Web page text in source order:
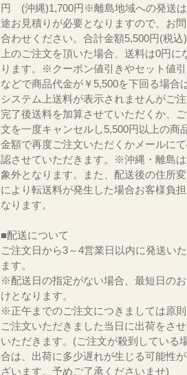
円 (沖縄)1,700円※離島地域への発送は
途お見積りが必要となりますので、お
合わせください。合計金額5,500円(税込
上のご注文を頂いた場合、送料は0円に
ります。※クーポン値引きやセット値引
などで商品代金が￥5,500を下回る場合
システム上送料が表示されませんがご
完了後送料を加算させていただくか、
文を一度キャンセルし5,500円以上の商
金額で再度ご注文いただくかメールに
認させていただきます。※沖縄・離島
象外となります。また、配送後の住所
により転送料が発生した場合お客様負担
なります。
■配送について
ご注文日から3～4営業日以内に発送い
ます。
※配送日の指定がない場合、最短日の
けとなります。
※正午までのご注文につきましては原則
ご注文いただきました当日に出荷をさせ
いただきます。(ご注文が殺到している
合は、出荷に多少遅れが生じる可能性
ざいます。予めご了承くださいませ)